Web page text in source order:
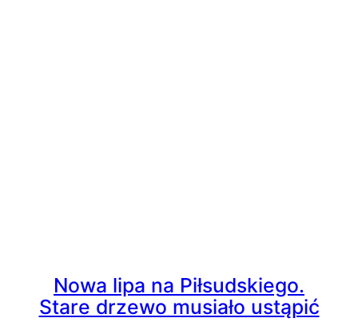
Nowa lipa na Piłsudskiego.
Stare drzewo musiało ustąpić